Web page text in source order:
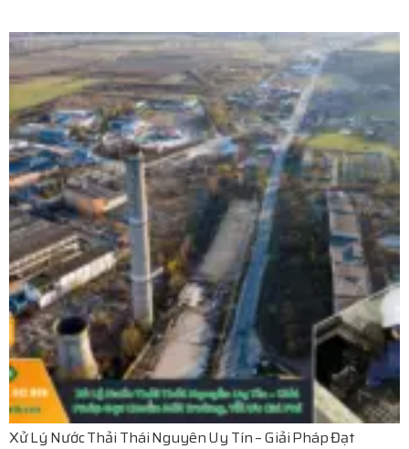
Xử Lý Nước Thải Thái Nguyên Uy Tín – Giải Pháp Đạt